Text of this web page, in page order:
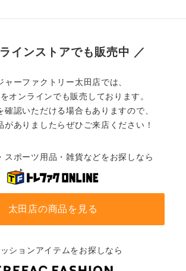
インストアでも販売中 ／
ャーファクトリー太田店では、
オンラインでも販売しております。
確認いただける場合もありますので、
がありましたらぜひご来店ください！
スポーツ用品・雑貨などをお探しなら
太田店の商品を見る
ションアイテムをお探しなら